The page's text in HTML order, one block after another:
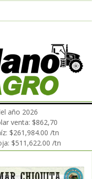
venta: $862,70
$261,984.00 /tn
$511,622.00 /tn
año 2026